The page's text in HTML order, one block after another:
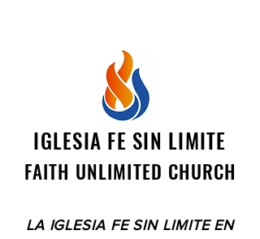
IGLESIA FE SIN LIMITE
FAITH UNLIMITED CHURCH
LA IGLESIA FE SIN LIMITE EN